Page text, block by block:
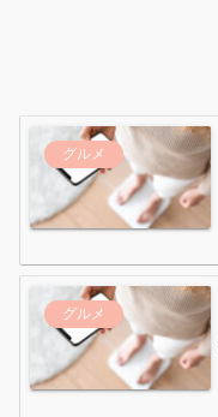
グルメ
グルメ